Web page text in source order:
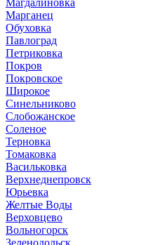
Магдалиновка
Марганец
Обуховка
Павлоград
Петриковка
Покров
Покровское
Широкое
Синельниково
Слобожанское
Соленое
Терновка
Томаковка
Васильковка
Верхнеднепровск
Юрьевка
Желтые Воды
Верховцево
Вольногорск
Зеленодольск